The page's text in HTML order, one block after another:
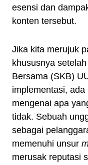
esensi dan
konten tersebut.
Jika kita merujuk
khususnya
Bersama (SKB)
implementasi,
mengenai apa
tidak. Sebuah
sebagai
memenuhi unsur
merusak reputasi